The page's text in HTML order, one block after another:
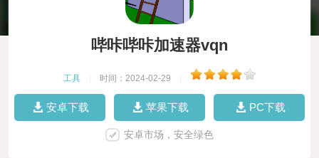
哔咔哔咔加速器vqn
工具 时间：2024-02-29
安卓下载 苹果下载 PC下载
安卓市场，安全绿色